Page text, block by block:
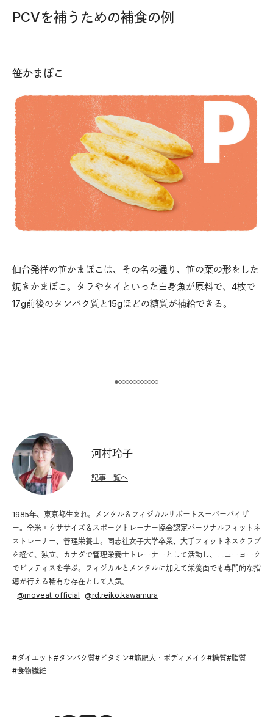
PCVを補うための補食の例
笹かまぼこ
仙台発祥の笹かまぼこは、その名の通り、笹の葉の形をした
焼きかまぼこ。タラやタイといった白身魚が原料で、4枚で
17g前後のタンパク質と15gほどの糖質が補給できる。
河村玲子
1985年、東京都生まれ。メンタル＆フィジカルサポートスーパーバイザ
ー。全米エクササイズ＆スポーツトレーナー協会認定パーソナルフィットネ
ストレーナー、管理栄養士。同志社女子大学卒業、大手フィットネスクラブ
を経て、独立。カナダで管理栄養士トレーナーとして活動し、ニューヨーク
でピラティスを学ぶ。フィジカルとメンタルに加えて栄養面でも専門的な指
導が行える稀有な存在として人気。
@moveat_official @rd.reiko.kawamura
記事一覧へ
#ダイエット #タンパク質# ビタミン#筋肥大・ボディメイク#糖質#脂質
#食物繊維